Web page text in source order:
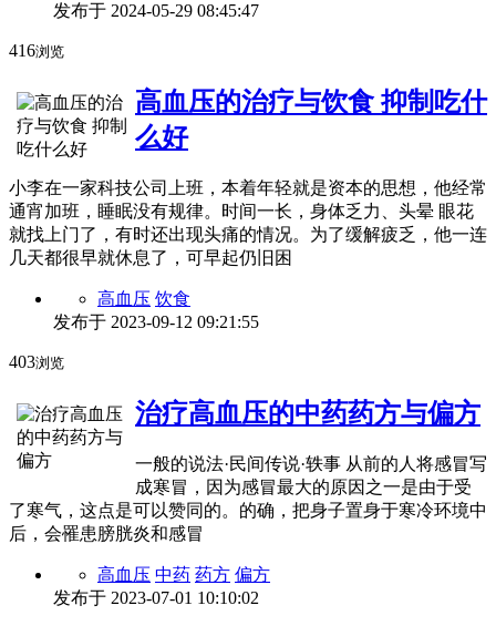
发布于 2024-05-29 08:45:47
416浏览
高血压的治疗与饮食 抑制吃什
么好
小李在一家科技公司上班，本着年轻就是资本的思想，他经常
通宵加班，睡眠没有规律。时间一长，身体乏力、头晕 眼花
就找上门了，有时还出现头痛的情况。为了缓解疲乏，他一连
几天都很早就休息了，可早起仍旧困
高血压 饮食
发布于 2023-09-12 09:21:55
403浏览
治疗高血压的中药药方与偏方
一般的说法·民间传说·轶事 从前的人将感冒写
成寒冒，因为感冒最大的原因之一是由于受
了寒气，这点是可以赞同的。的确，把身子置身于寒冷环境中
后，会罹患膀胱炎和感冒
高血压 中药 药方 偏方
发布于 2023-07-01 10:10:02